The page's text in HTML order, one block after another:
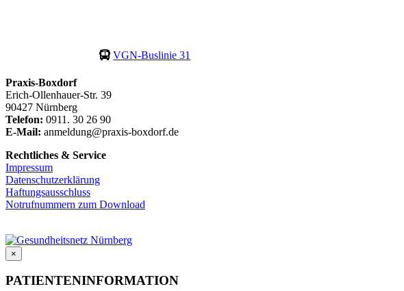
VGN-Buslinie 31
Praxis-Boxdorf
Erich-Ollenhauer-Str. 39
90427 Nürnberg
Telefon: 0911. 30 26 90
E-Mail: anmeldung@praxis-boxdorf.de
Rechtliches & Service
Impressum
Datenschutzerklärung
Haftungsausschluss
Notrufnummern zum Download
×
PATIENTENINFORMATION